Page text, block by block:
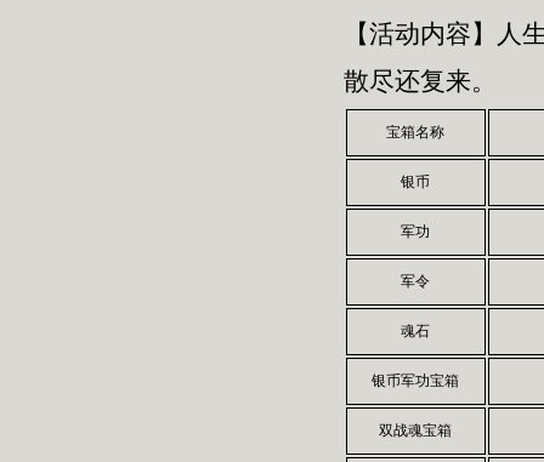
【活动内容】人
散尽还复来。
宝箱名称
银币
军功
军令
魂石
银币军功宝箱
双战魂宝箱